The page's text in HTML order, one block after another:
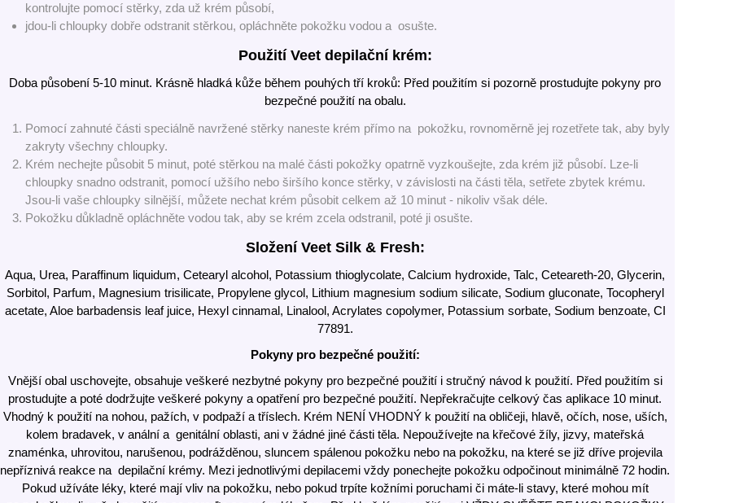
kontrolujte pomocí stěrky, zda už krém působí,
jdou-li chloupky dobře odstranit stěrkou, opláchněte pokožku vodou a osušte.
Použití Veet depilační krém:
Doba působení 5-10 minut. Krásně hladká kůže během pouhých tří kroků: Před použitím si pozorně prostudujte pokyny pro
bezpečné použití na obalu.
Pomocí zahnuté části speciálně navržené stěrky naneste krém přímo na pokožku, rovnoměrně jej rozetřete tak, aby byly
zakryty všechny chloupky.
Krém nechejte působit 5 minut, poté stěrkou na malé části pokožky opatrně vyzkoušejte, zda krém již působí. Lze-li
chloupky snadno odstranit, pomocí užšího nebo širšího konce stěrky, v závislosti na části těla, setřete zbytek krému.
Jsou-li vaše chloupky silnější, můžete nechat krém působit celkem až 10 minut - nikoliv však déle.
Pokožku důkladně opláchněte vodou tak, aby se krém zcela odstranil, poté ji osušte.
Složení Veet Silk & Fresh:
Aqua, Urea, Paraffinum liquidum, Cetearyl alcohol, Potassium thioglycolate, Calcium hydroxide, Talc, Ceteareth-20, Glycerin,
Sorbitol, Parfum, Magnesium trisilicate, Propylene glycol, Lithium magnesium sodium silicate, Sodium gluconate, Tocopheryl
acetate, Aloe barbadensis leaf juice, Hexyl cinnamal, Linalool, Acrylates copolymer, Potassium sorbate, Sodium benzoate, CI
77891.
Pokyny pro bezpečné použití:
Vnější obal uschovejte, obsahuje veškeré nezbytné pokyny pro bezpečné použití i stručný návod k použití. Před použitím si
prostudujte a poté dodržujte veškeré pokyny a opatření pro bezpečné použití. Nepřekračujte celkový čas aplikace 10 minut.
Vhodný k použití na nohou, pažích, v podpaží a tříslech. Krém NENÍ VHODNÝ k použití na obličeji, hlavě, očích, nose, uších,
kolem bradavek, v anální a genitální oblasti, ani v žádné jiné části těla. Nepoužívejte na křečové žíly, jizvy, mateřská
znaménka, uhrovitou, narušenou, podrážděnou, sluncem spálenou pokožku nebo na pokožku, na které se již dříve projevila
nepříznivá reakce na depilační krémy. Mezi jednotlivými depilacemi vždy ponechejte pokožku odpočinout minimálně 72 hodin.
Pokud užíváte léky, které mají vliv na pokožku, nebo pokud trpíte kožními poruchami či máte-li stavy, které mohou mít